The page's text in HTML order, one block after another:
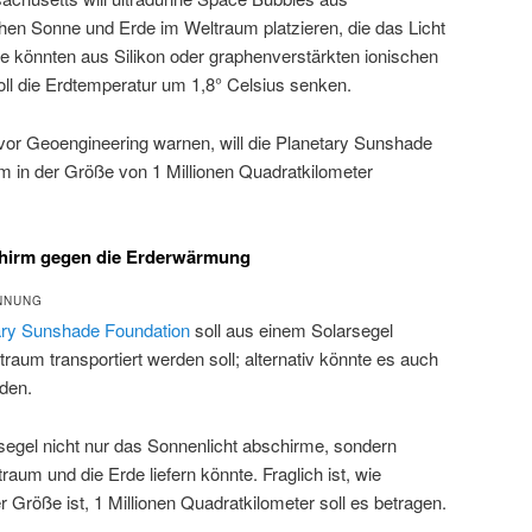
Sonne und Erde im Weltraum platzieren, die das Licht
könnten aus Silikon oder graphenverstärkten ionischen
die Erdtemperatur um 1,8° Celsius senken.
Geoengineering warnen, will die Planetary Sunshade
in der Größe von 1 Millionen Quadratkilometer
gegen die Erderwärmung
Sunshade Foundationsoll aus einem Solarsegel
transportiert werden soll; alternativ könnte es auch
nicht nur das Sonnenlicht abschirme, sondern
und die Erde liefern könnte. Fraglich ist, wie
Größe ist, 1 Millionen Quadratkilometer soll es betragen.